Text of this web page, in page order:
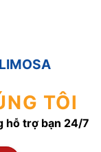
TÔI
hỗ trợ bạn 24/7